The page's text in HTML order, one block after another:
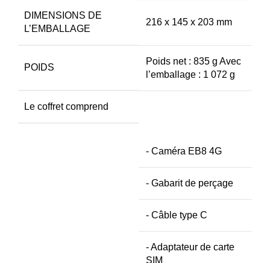
DIMENSIONS DE
L’EMBALLAGE
216 x 145 x 203 mm
POIDS
Poids net : 835 g Avec
l’emballage : 1 072 g
Le coffret comprend
- Caméra EB8 4G
- Gabarit de perçage
- Câble type C
- Adaptateur de carte
SIM